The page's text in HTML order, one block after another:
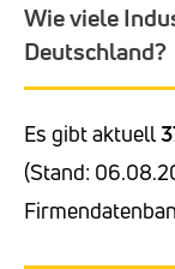
Wie viele
Deutschland?
Es gibt aktuell
(Stand: